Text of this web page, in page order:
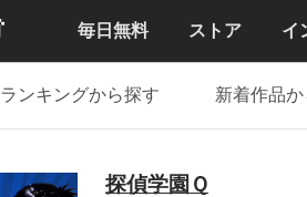
毎日無料 ストア イ
ランキングから探す 新着作品
探偵学園Ｑ